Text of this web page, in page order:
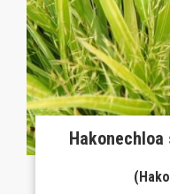
Hakonechloa